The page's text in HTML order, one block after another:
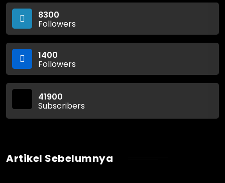
8300
Followers
1400
Followers
41900
Subscribers
Artikel Sebelumnya